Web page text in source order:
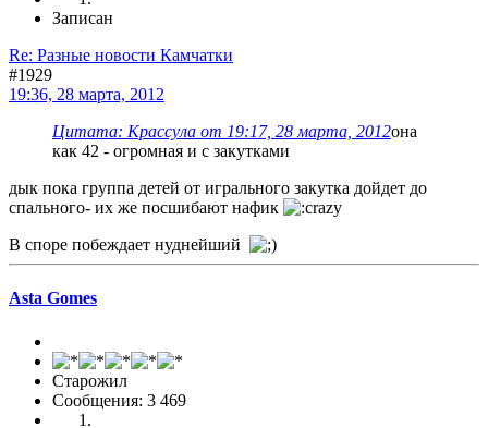
Записан
Re: Разные новости Камчатки
#1929
19:36, 28 марта, 2012
Цитата: Крассула от 19:17, 28 марта, 2012она
как 42 - огромная и с закутками
дык пока группа детей от игрального закутка дойдет до
спального- их же посшибают нафик
В споре побеждает нуднейший
Asta Gomes
Старожил
Сообщения: 3 469